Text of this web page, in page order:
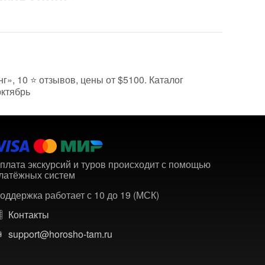
10 ⭐ отзывов, цены от $5100. Каталог
экскурсий и туров происходит с помощью
систем
работает с 10 до 19 (МСК)
Контакты
support@horosho-tam.ru